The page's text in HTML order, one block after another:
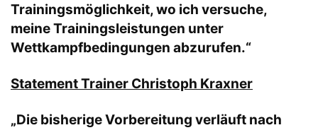
Trainingsmöglichkeit, wo ich versuche,
meine Trainingsleistungen unter
Wettkampfbedingungen abzurufen.“
Statement Trainer Christoph Kraxner
„Die bisherige Vorbereitung verläuft nach